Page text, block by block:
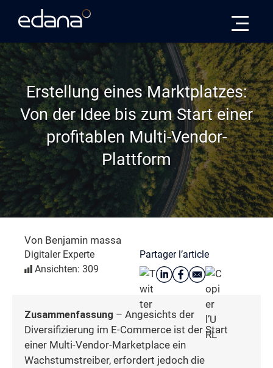
Erstellung eines Marktplatzes:
Von der Idee bis zum Start einer
profitablen Multi-Vendor-
Plattform
Von Benjamin massa
Digitaler Experte
Ansichten: 309
Partager l’article
Zusammenfassung – Angesichts der
Diversifizierung im E-Commerce ist der Start
einer Multi-Vendor-Marketplace ein
Wachstumstreiber, erfordert jedoch die